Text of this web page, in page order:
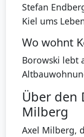
Stefan
Kiel ums
Wo wohnt
Borowski lebt
Über den
Milberg
Axel Milberg,